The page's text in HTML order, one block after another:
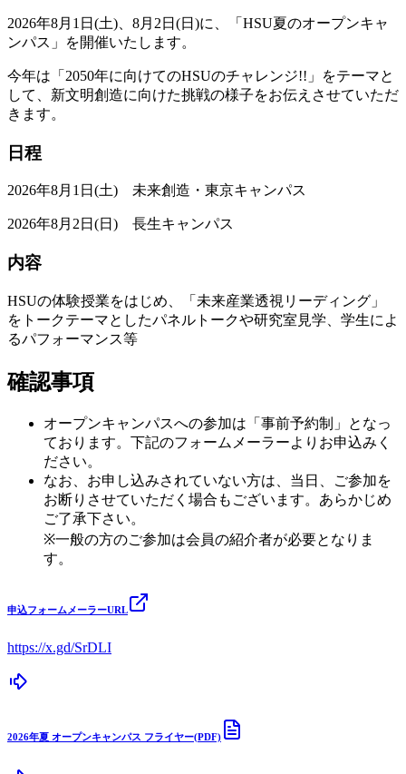
2026年8月1日(土)、8月2日(日)に、「HSU夏のオープンキャ
ンパス」を開催いたします。
今年は「2050年に向けてのHSUのチャレンジ!!」をテーマと
して、新文明創造に向けた挑戦の様子をお伝えさせていただ
きます。
日程
2026年8月1日(土) 未来創造・東京キャンパス
2026年8月2日(日) 長生キャンパス
内容
HSUの体験授業をはじめ、「未来産業透視リーディング」
をトークテーマとしたパネルトークや研究室見学、学生によ
るパフォーマンス等
確認事項
オープンキャンパスへの参加は「事前予約制」となっ
ております。下記のフォームメーラーよりお申込みく
ださい。
なお、お申し込みされていない方は、当日、ご参加を
お断りさせていただく場合もございます。あらかじめ
ご了承下さい。
※一般の方のご参加は会員の紹介者が必要となりま
す。
申込フォームメーラーURL
https://x.gd/SrDLI
2026年夏 オープンキャンパス フライヤー(PDF)